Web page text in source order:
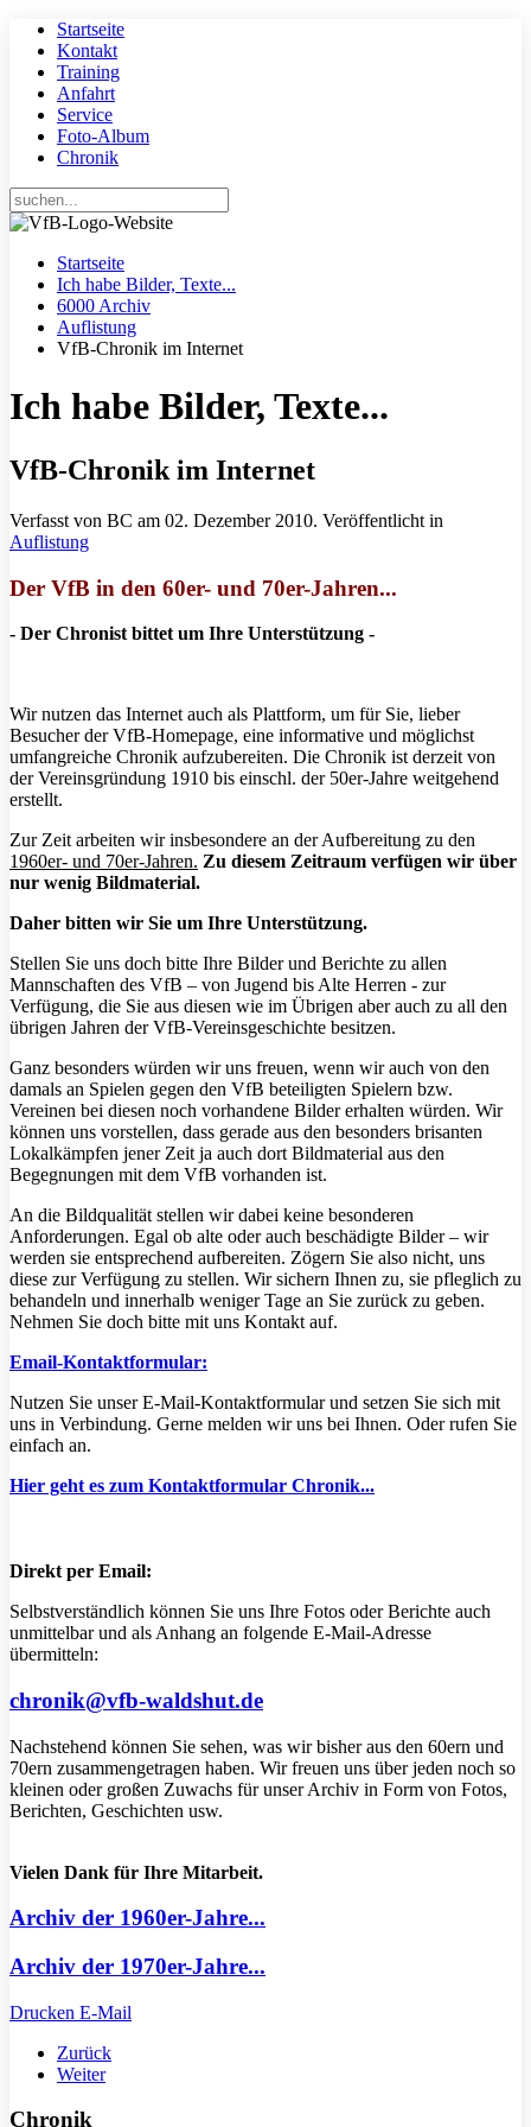
Startseite
Kontakt
Training
Anfahrt
Service
Foto-Album
Chronik
Startseite
Ich habe Bilder, Texte...
6000 Archiv
Auflistung
VfB-Chronik im Internet
Ich habe Bilder, Texte...
VfB-Chronik im Internet
Verfasst von BC am 02. Dezember 2010. Veröffentlicht in
Auflistung
Der VfB in den 60er- und 70er-Jahren...
- Der Chronist bittet um Ihre Unterstützung -
Wir nutzen das Internet auch als Plattform, um für Sie, lieber
Besucher der VfB-Homepage, eine informative und möglichst
umfangreiche Chronik aufzubereiten. Die Chronik ist derzeit von
der Vereinsgründung 1910 bis einschl. der 50er-Jahre weitgehend
erstellt.
Zur Zeit arbeiten wir insbesondere an der Aufbereitung zu den
1960er- und 70er-Jahren. Zu diesem Zeitraum verfügen wir über
nur wenig Bildmaterial.
Daher bitten wir Sie um Ihre Unterstützung.
Stellen Sie uns doch bitte Ihre Bilder und Berichte zu allen
Mannschaften des VfB – von Jugend bis Alte Herren - zur
Verfügung, die Sie aus diesen wie im Übrigen aber auch zu all den
übrigen Jahren der VfB-Vereinsgeschichte besitzen.
Ganz besonders würden wir uns freuen, wenn wir auch von den
damals an Spielen gegen den VfB beteiligten Spielern bzw.
Vereinen bei diesen noch vorhandene Bilder erhalten würden. Wir
können uns vorstellen, dass gerade aus den besonders brisanten
Lokalkämpfen jener Zeit ja auch dort Bildmaterial aus den
Begegnungen mit dem VfB vorhanden ist.
An die Bildqualität stellen wir dabei keine besonderen
Anforderungen. Egal ob alte oder auch beschädigte Bilder – wir
werden sie entsprechend aufbereiten. Zögern Sie also nicht, uns
diese zur Verfügung zu stellen. Wir sichern Ihnen zu, sie pfleglich zu
behandeln und innerhalb weniger Tage an Sie zurück zu geben.
Nehmen Sie doch bitte mit uns Kontakt auf.
Email-Kontaktformular:
Nutzen Sie unser E-Mail-Kontaktformular und setzen Sie sich mit
uns in Verbindung. Gerne melden wir uns bei Ihnen. Oder rufen Sie
einfach an.
Hier geht es zum Kontaktformular Chronik...
Direkt per Email:
Selbstverständlich können Sie uns Ihre Fotos oder Berichte auch
unmittelbar und als Anhang an folgende E-Mail-Adresse
übermitteln:
chronik@vfb-waldshut.de
Nachstehend können Sie sehen, was wir bisher aus den 60ern und
70ern zusammengetragen haben. Wir freuen uns über jeden noch so
kleinen oder großen Zuwachs für unser Archiv in Form von Fotos,
Berichten, Geschichten usw.
Vielen Dank für Ihre Mitarbeit.
Archiv der 1960er-Jahre...
Archiv der 1970er-Jahre...
Drucken E-Mail
Zurück
Weiter
Chronik